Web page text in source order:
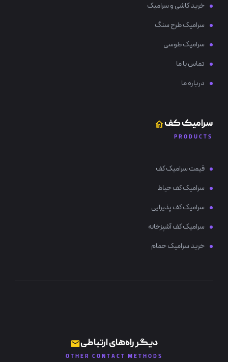
خرید کاشی و سرامیک
سرامیک طرح سنگ
سرامیک طوسی
تماس با ما
درباره ما
سرامیک کف
PRODUCTS
قیمت سرامیک کف
سرامیک کف حیاط
سرامیک کف پذیرایی
سرامیک کف آشپزخانه
خرید سرامیک حمام
دیگر راه‌های ارتباطی
OTHER CONTACT METHODS